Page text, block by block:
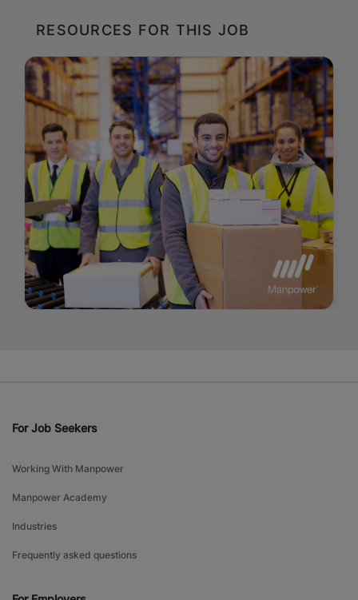
RESOURCES FOR THIS JOB
For Job Seekers
Working With Manpower
Manpower Academy
Industries
Frequently asked questions